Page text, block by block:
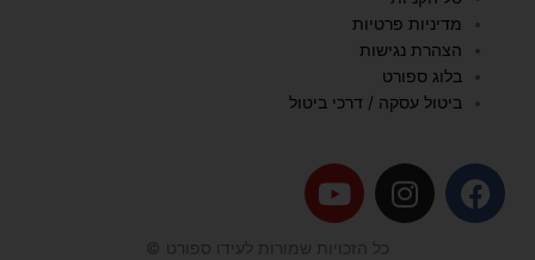
מדיניות פרטיות
הצהרת נגישות
בלוג ספורט
ביטול עסקה / דרכי ביטול
F
a
I
n
Y
o
u
כל הזכויות שמורות לעידו ספורט ©